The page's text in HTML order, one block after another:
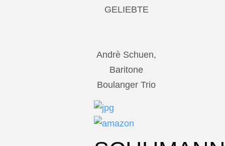
GELIEBTE
Andrè Schuen,
Baritone
Boulanger Trio